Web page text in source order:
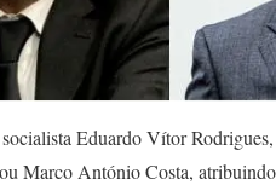
Eduardo Vítor
Marco António Costa,